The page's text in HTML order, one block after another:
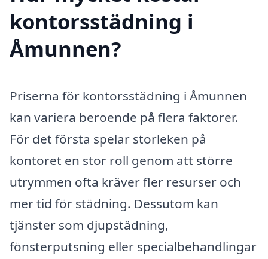
kontorsstädning i
Åmunnen?
Priserna för kontorsstädning i Åmunnen
kan variera beroende på flera faktorer.
För det första spelar storleken på
kontoret en stor roll genom att större
utrymmen ofta kräver fler resurser och
mer tid för städning. Dessutom kan
tjänster som djupstädning,
fönsterputsning eller specialbehandlingar